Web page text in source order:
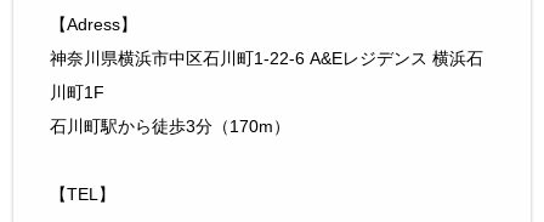
【Adress】
神奈川県横浜市中区石川町1-22-6 A&Eレジデンス 横浜石
川町1F
石川町駅から徒歩3分（170m）
【TEL】